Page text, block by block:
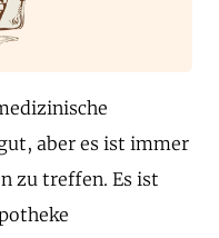
aber es ist immer
zu treffen. Es ist